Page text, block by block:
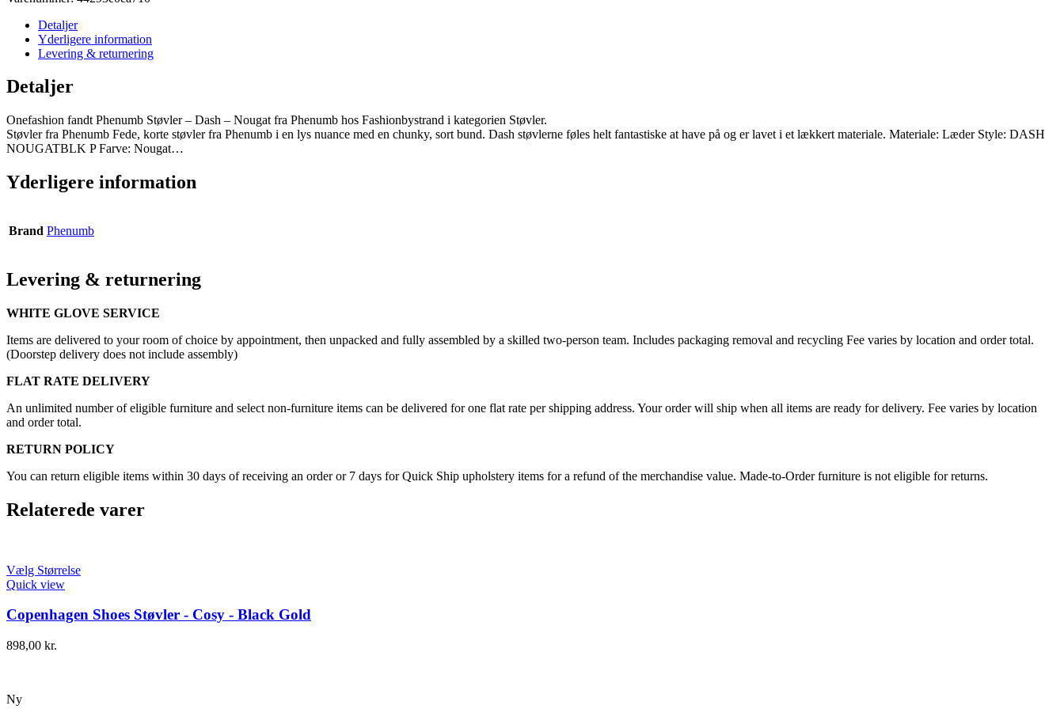
Detaljer
Yderligere information
Levering & returnering
Detaljer
Onefashion fandt Phenumb Støvler – Dash – Nougat fra Phenumb hos Fashionbystrand i kategorien Støvler.
Støvler fra Phenumb Fede, korte støvler fra Phenumb i en lys nuance med en chunky, sort bund. Dash støvlerne føles helt fantastiske at have på og er lavet i et lækkert materiale. Materiale: Læder Style: DASH
NOUGATBLK P Farve: Nougat…
Yderligere information
Brand Phenumb
Levering & returnering
WHITE GLOVE SERVICE
Items are delivered to your room of choice by appointment, then unpacked and fully assembled by a skilled two-person team. Includes packaging removal and recycling Fee varies by location and order total.
(Doorstep delivery does not include assembly)
FLAT RATE DELIVERY
An unlimited number of eligible furniture and select non-furniture items can be delivered for one flat rate per shipping address. Your order will ship when all items are ready for delivery. Fee varies by location
and order total.
RETURN POLICY
You can return eligible items within 30 days of receiving an order or 7 days for Quick Ship upholstery items for a refund of the merchandise value. Made-to-Order furniture is not eligible for returns.
Relaterede varer
Vælg Størrelse
Quick view
Copenhagen Shoes Støvler - Cosy - Black Gold
898,00 kr.
Ny